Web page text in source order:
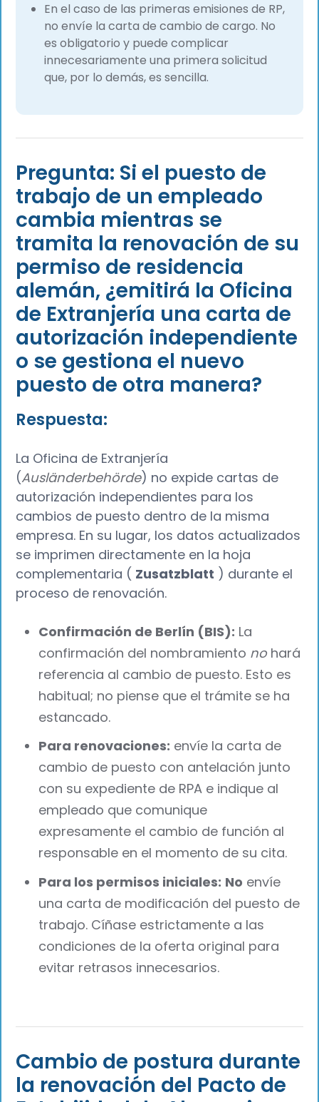
En el caso de las primeras emisiones de RP,
no envíe la carta de cambio de cargo. No
es obligatorio y puede complicar
innecesariamente una primera solicitud
que, por lo demás, es sencilla.
Pregunta: Si el puesto de
trabajo de un empleado
cambia mientras se
tramita la renovación de su
permiso de residencia
alemán, ¿emitirá la Oficina
de Extranjería una carta de
autorización independiente
o se gestiona el nuevo
puesto de otra manera?
Respuesta:
La Oficina de Extranjería
(Ausländerbehörde) no expide cartas de
autorización independientes para los
cambios de puesto dentro de la misma
empresa. En su lugar, los datos actualizados
se imprimen directamente en la hoja
complementaria ( Zusatzblatt ) durante el
proceso de renovación.
Confirmación de Berlín (BIS): La
confirmación del nombramiento no hará
referencia al cambio de puesto. Esto es
habitual; no piense que el trámite se ha
estancado.
Para renovaciones: envíe la carta de
cambio de puesto con antelación junto
con su expediente de RPA e indique al
empleado que comunique
expresamente el cambio de función al
responsable en el momento de su cita.
Para los permisos iniciales: No envíe
una carta de modificación del puesto de
trabajo. Cíñase estrictamente a las
condiciones de la oferta original para
evitar retrasos innecesarios.
Cambio de postura durante
la renovación del Pacto de